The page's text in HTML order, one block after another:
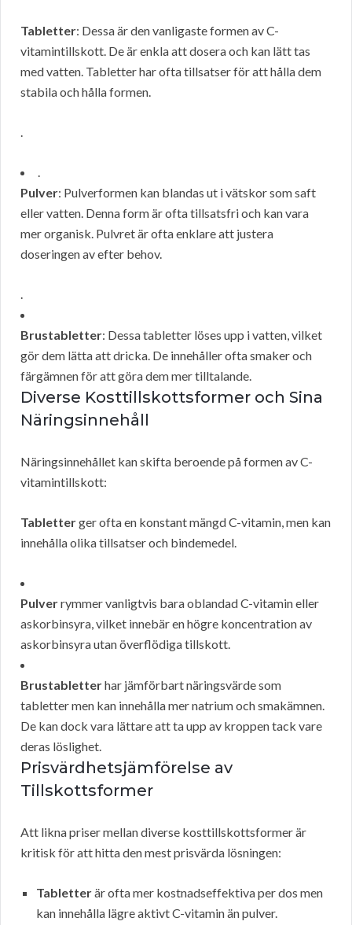
Tabletter: Dessa är den vanligaste formen av C-
vitamintillskott. De är enkla att dosera och kan lätt tas
med vatten. Tabletter har ofta tillsatser för att hålla dem
stabila och hålla formen.
.
.
Pulver: Pulverformen kan blandas ut i vätskor som saft
eller vatten. Denna form är ofta tillsatsfri och kan vara
mer organisk. Pulvret är ofta enklare att justera
doseringen av efter behov.
.
Brustabletter: Dessa tabletter löses upp i vatten, vilket
gör dem lätta att dricka. De innehåller ofta smaker och
färgämnen för att göra dem mer tilltalande.
Diverse Kosttillskottsformer och Sina
Näringsinnehåll
Näringsinnehållet kan skifta beroende på formen av C-
vitamintillskott:
Tabletterger ofta en konstant mängd C-vitamin, men kan
innehålla olika tillsatser och bindemedel.
Pulverrymmer vanligtvis bara oblandad C-vitamin eller
askorbinsyra, vilket innebär en högre koncentration av
askorbinsyra utan överflödiga tillskott.
Brustabletterhar jämförbart näringsvärde som
tabletter men kan innehålla mer natrium och smakämnen.
De kan dock vara lättare att ta upp av kroppen tack vare
deras löslighet.
Prisvärdhetsjämförelse av
Tillskottsformer
Att likna priser mellan diverse kosttillskottsformer är
kritisk för att hitta den mest prisvärda lösningen:
Tabletterär ofta mer kostnadseffektiva per dos men
kan innehålla lägre aktivt C-vitamin än pulver.